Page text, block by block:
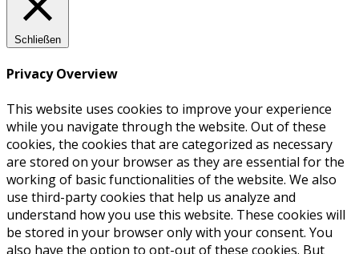
Schließen
Privacy Overview
This website uses cookies to improve your experience
while you navigate through the website. Out of these
cookies, the cookies that are categorized as necessary
are stored on your browser as they are essential for the
working of basic functionalities of the website. We also
use third-party cookies that help us analyze and
understand how you use this website. These cookies will
be stored in your browser only with your consent. You
also have the option to opt-out of these cookies. But